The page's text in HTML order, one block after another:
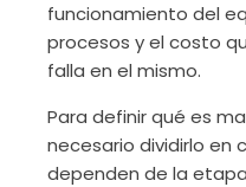
funcionamiento del
procesos y el costo
falla en el mismo.
Para definir qué es
necesario dividirlo en
dependen de la